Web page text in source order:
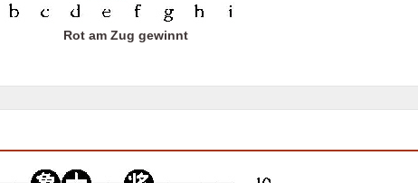
Rot am Zug gewinnt